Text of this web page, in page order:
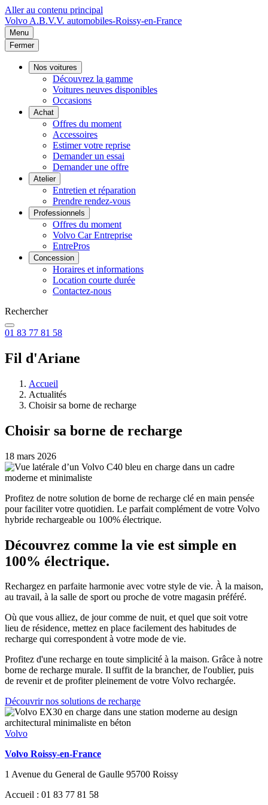
Aller au contenu principal
Volvo A.B.V.V. automobiles-Roissy-en-France
Menu
Fermer
Nos voitures
Découvrez la gamme
Voitures neuves disponibles
Occasions
Achat
Offres du moment
Accessoires
Estimer votre reprise
Demander un essai
Demander une offre
Atelier
Entretien et réparation
Prendre rendez-vous
Professionnels
Offres du moment
Volvo Car Entreprise
EntrePros
Concession
Horaires et informations
Location courte durée
Contactez-nous
Rechercher
01 83 77 81 58
Fil d'Ariane
Accueil
Actualités
Choisir sa borne de recharge
Choisir sa borne de recharge
18 mars 2026
Profitez de notre solution de borne de recharge clé en main pensée
pour faciliter votre quotidien. Le parfait complément de votre Volvo
hybride rechargeable ou 100% électrique.
Découvrez comme la vie est simple en
100% électrique.
Rechargez en parfaite harmonie avec votre style de vie. À la maison,
au travail, à la salle de sport ou proche de votre magasin préféré.
Où que vous alliez, de jour comme de nuit, et quel que soit votre
lieu de résidence, mettez en place facilement des habitudes de
recharge qui correspondent à votre mode de vie.
Profitez d'une recharge en toute simplicité à la maison. Grâce à notre
borne de recharge murale. Il suffit de la brancher, de l'oublier, puis
de revenir et de profiter pleinement de votre Volvo rechargée.
Découvrir nos solutions de recharge
Volvo
Volvo Roissy-en-France
1 Avenue du General de Gaulle 95700 Roissy
Accueil : 01 83 77 81 58